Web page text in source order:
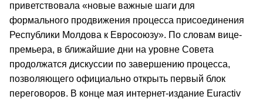
приветствовала «новые важные шаги для
формального продвижения процесса присоединения
Республики Молдова к Евросоюзу». По словам вице-
премьера, в ближайшие дни на уровне Совета
продолжатся дискуссии по завершению процесса,
позволяющего официально открыть первый блок
переговоров. В конце мая интернет-издание Euractiv